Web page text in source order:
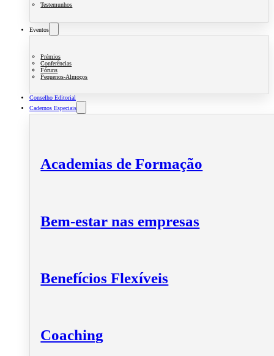
Testemunhos
Eventos
Prémios
Conferências
Fóruns
Pequenos-Almoços
Conselho Editorial
Cadernos Especiais
Academias de Formação
Bem-estar nas empresas
Benefícios Flexíveis
Coaching